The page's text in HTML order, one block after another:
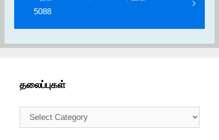
5088
தலைப்புகள்
தலைப்புகள்